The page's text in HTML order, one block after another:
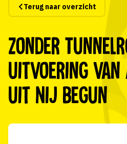
Terug naar overzicht
Zonder
uitvoering van
uit Nij Begun